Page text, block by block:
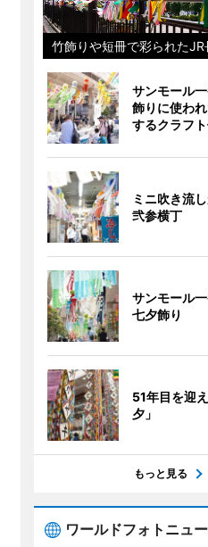
竹飾りや短冊で彩られたJR
サンモール
飾りに使わ
するクラフ
ミニ吹き流
弐参横丁
サンモール
七夕飾り
51年目を迎
夕」
もっと見る
ワールドフォトニュ